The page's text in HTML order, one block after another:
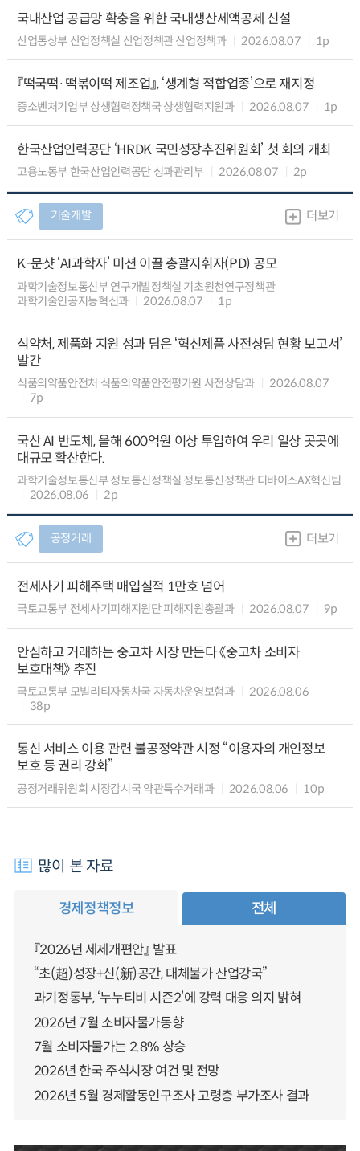
국내산업 공급망 확충을 위한 국내생산세액공제 신설
산업통상부 산업정책실 산업정책관 산업정책과 2026.08.07 1p
『떡국떡·떡볶이떡 제조업』, ‘생계형 적합업종’으로 재지정
중소벤처기업부 상생협력정책국 상생협력지원과 2026.08.07 1p
한국산업인력공단 ‘HRDK 국민성장추진위원회’ 첫 회의 개최
고용노동부 한국산업인력공단 성과관리부 2026.08.07 2p
기술개발 더보기
K-문샷 ‘AI과학자’ 미션 이끌 총괄지휘자(PD) 공모
과학기술정보통신부 연구개발정책실 기초원천연구정책관
과학기술인공지능혁신과
2026.08.07 1p
식약처, 제품화 지원 성과 담은 ‘혁신제품 사전상담 현황 보고서’
발간
식품의약품안전처 식품의약품안전평가원 사전상담과
2026.08.07
7p
국산 AI 반도체, 올해 600억원 이상 투입하여 우리 일상 곳곳에
대규모 확산한다.
과학기술정보통신부 정보통신정책실 정보통신정책관 디바이스AX혁신팀
2026.08.06
2p
공정거래 더보기
전세사기 피해주택 매입실적 1만호 넘어
국토교통부 전세사기피해지원단 피해지원총괄과 2026.08.07 9p
안심하고 거래하는 중고차 시장 만든다 《중고차 소비자
보호대책》 추진
국토교통부 모빌리티자동차국 자동차운영보험과
2026.08.06
38p
통신 서비스 이용 관련 불공정약관 시정 “이용자의 개인정보
보호 등 권리 강화”
공정거래위원회 시장감시국 약관특수거래과 2026.08.06 10p
많이 본 자료
경제정책정보 전체
『2026년 세제개편안』 발표
“초(超)성장+신(新)공간, 대체불가 산업강국”
과기정통부, ‘누누티비 시즌2’에 강력 대응 의지 밝혀
2026년 7월 소비자물가동향
7월 소비자물가는 2.8% 상승
2026년 한국 주식시장 여건 및 전망
2026년 5월 경제활동인구조사 고령층 부가조사 결과